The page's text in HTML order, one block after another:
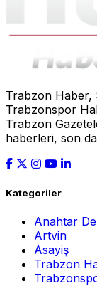
Trabzon Haber,
Trabzonspor
Trabzon
haberleri, son
Kategoriler
Anahtar
Artvin
Asayiş
Trabzon